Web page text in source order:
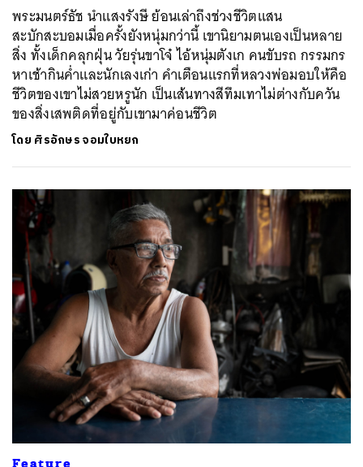
พระมนตร์ธัช นำแสงรังษี ย้อนเล่าถึงช่วงชีวิตแสน
สะบักสะบอมเมื่อครั้งยังหนุ่มกว่านี้ เขานิยามตนเองเป็นหลาย
สิ่ง ทั้งเด็กคลุกฝุ่น วัยรุ่นขาโจ๋ ไอ้หนุ่มตังเก คนขับรถ กรรมกร
หาเช้ากินค่ำและนักเลงเก่า คำเตือนแรกที่หลวงพ่อมอบให้คือ
ชีวิตของเขาไม่สวยหรูนัก เป็นเส้นทางสีทึมเทาไม่ต่างกับควัน
ของสิ่งเสพติดที่อยู่กับเขามาค่อนชีวิต
โดย ศิรอักษร จอมใบหยก
Feature